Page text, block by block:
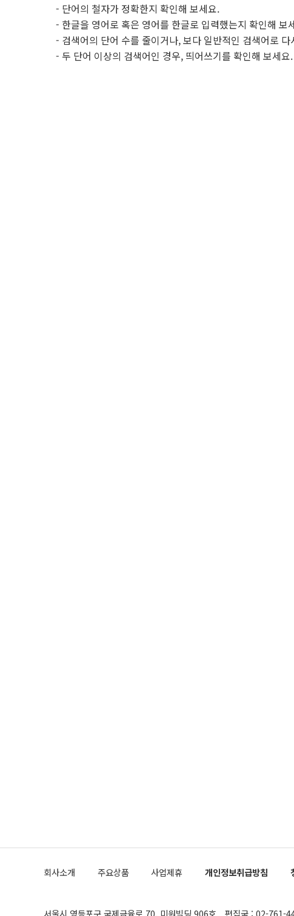
- 단어의 철자가 정확한지 확인해 보세요.
- 한글을 영어로 혹은 영어를 한글로 입력했는지 확인해 보
- 검색어의 단어 수를 줄이거나, 보다 일반적인 검색어로
- 두 단어 이상의 검색어인 경우, 띄어쓰기를 확인해 보세요.
회사소개 주요상품 사업제휴 개인정보취급방침
서울시 영등포구 국제금융로 70, 미원빌딩 906호 편집국 : 02-761-